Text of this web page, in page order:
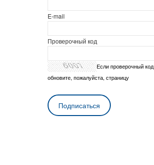
E-mail
Проверочный код
Если проверочный
обновите, пожалуйста, страницу